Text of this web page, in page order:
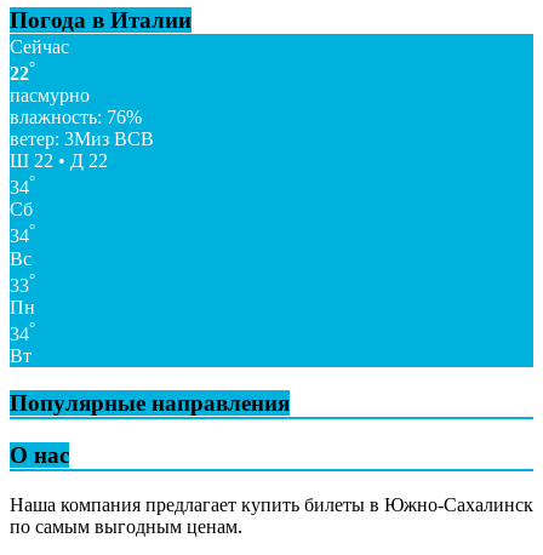
Погода в Италии
Сейчас
22°
пасмурно
влажность: 76%
ветер: 3Миз ВСВ
Ш 22 • Д 22
34°
Сб
34°
Вс
33°
Пн
34°
Вт
Популярные направления
О нас
Наша компания предлагает купить билеты в Южно-Сахалинск
по самым выгодным ценам.